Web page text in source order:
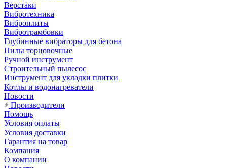
Верстаки
Вибротехника
Виброплиты
Вибротрамбовки
Глубинные вибраторы для бетона
Пилы торцовочные
Ручной инструмент
Строительный пылесос
Инструмент для укладки плитки
Котлы и водонагреватели
Новости
Производители
Помощь
Условия оплаты
Условия доставки
Гарантия на товар
Компания
О компании